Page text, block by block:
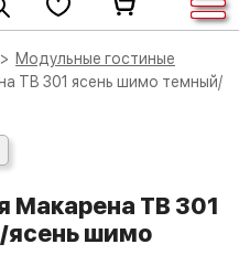
Модульные гостиные
шимо